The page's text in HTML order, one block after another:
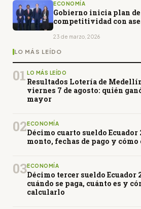
ECONOMÍA
Gobierno inicia plan de
competitividad con
economía
23 de marzo, 2026
LO MÁS LEÍDO
01 LO MÁS LEÍDO
Resultados Lotería de
viernes 7 de agosto: quién
mayor
02 ECONOMÍA
Décimo cuarto sueldo Ecuador
monto, fechas de pago y
03ECONOMÍA
Décimo tercer sueldo Ecuador
cuándo se paga, cuánto es y
calcularlo